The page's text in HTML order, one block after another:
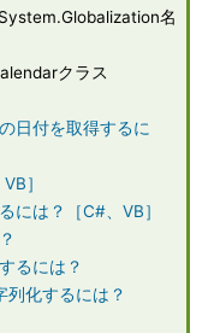
名
クラス
日付を取得するに
］
には？［C#、VB］
るには？
列化するには？